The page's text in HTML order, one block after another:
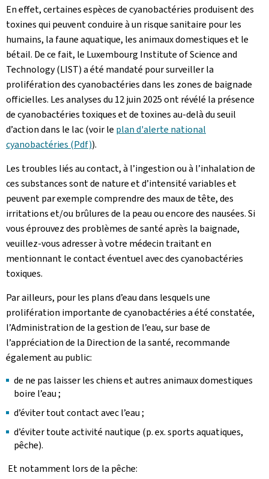
En effet, certaines espèces de cyanobactéries produisent des
toxines qui peuvent conduire à un risque sanitaire pour les
humains, la faune aquatique, les animaux domestiques et le
bétail. De ce fait, le Luxembourg Institute of Science and
Technology (LIST) a été mandaté pour surveiller la
prolifération des cyanobactéries dans les zones de baignade
officielles. Les analyses du 12 juin 2025 ont révélé la présence
de cyanobactéries toxiques et de toxines au-delà du seuil
d’action dans le lac (voir le plan d'alerte national
cyanobactéries (Pdf)).
Les troubles liés au contact, à l’ingestion ou à l’inhalation de
ces substances sont de nature et d’intensité variables et
peuvent par exemple comprendre des maux de tête, des
irritations et/ou brûlures de la peau ou encore des nausées. Si
vous éprouvez des problèmes de santé après la baignade,
veuillez-vous adresser à votre médecin traitant en
mentionnant le contact éventuel avec des cyanobactéries
toxiques.
Par ailleurs, pour les plans d’eau dans lesquels une
prolifération importante de cyanobactéries a été constatée,
l’Administration de la gestion de l’eau, sur base de
l’appréciation de la Direction de la santé, recommande
également au public:
de ne pas laisser les chiens et autres animaux domestiques
boire l’eau ;
d’éviter tout contact avec l’eau ;
d’éviter toute activité nautique (p. ex. sports aquatiques,
pêche).
Et notamment lors de la pêche: